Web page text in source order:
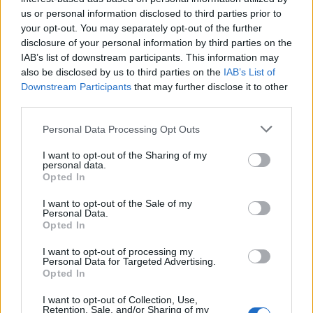
us or personal information disclosed to third parties prior to
your opt-out. You may separately opt-out of the further
disclosure of your personal information by third parties on the
IAB’s list of downstream participants. This information may
also be disclosed by us to third parties on the IAB’s List of
Downstream Participants that may further disclose it to other
Personal Data Processing Opt Outs
I want to opt-out of the Sharing of my
personal data.
Opted In
I want to opt-out of the Sale of my
Personal Data.
Opted In
I want to opt-out of processing my
Personal Data for Targeted Advertising.
Opted In
I want to opt-out of Collection, Use,
Retention, Sale, and/or Sharing of my
Přihlásit se a odpovědět
axoleta |Předmět: RE: RE: RE: RE: RE:
29.05.20 12:29:32
Přihlásit se a odpovědět #1654
|Předmět:RE: RE: RE: RE: RE:
RE: RE: RE: RE: RE:…
29.05.20 09:55:15
evropa